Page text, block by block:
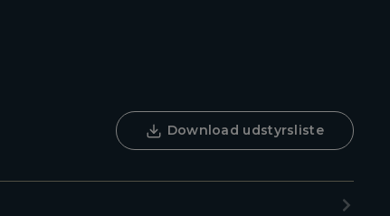
Download udstyrsliste